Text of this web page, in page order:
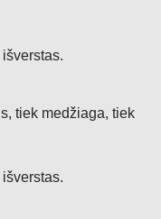
tiek medžiaga, tiek